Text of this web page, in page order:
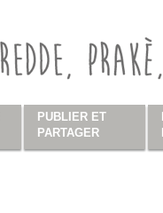
PUBLIER ET
PARTAGER